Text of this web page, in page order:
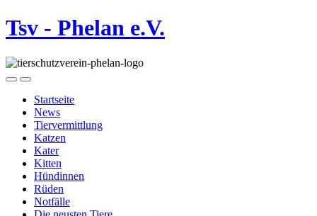
Tsv - Phelan e.V.
Startseite
News
Tiervermittlung
Katzen
Kater
Kitten
Hündinnen
Rüden
Notfälle